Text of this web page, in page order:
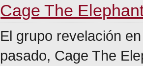
Cage The
El grupo revelación
pasado, Cage The